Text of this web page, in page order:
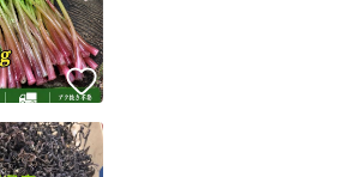
いいね！